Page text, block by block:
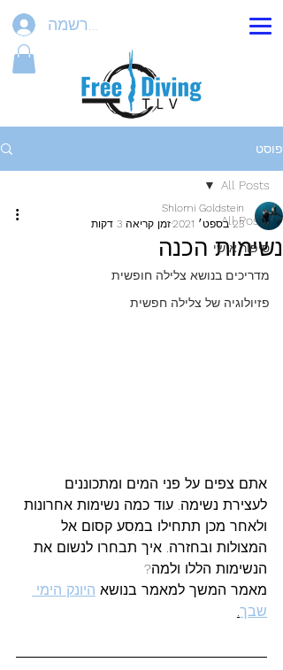
הרשמה
פוסט
All Posts
סיפור אישי
מדריכים בנושא צלילה חופשית
פזיולוגיה של צלילה חפשית
All Posts
נשימות הכנה
Shlomi Goldstein
23 בספט׳ 2021
זמן קריאה 3 דקות
אתם צפים על פני המים ומתכוננים
לעצירת נשימה. עוד כמה נשימות אחרונות
ולאחר מכן תתחילו במסע קסום אל
המצולות ובחזרה. איך תבחרו לנשום את
הנשימות הללו ולמה?
מאמר המשך למאמר בנושא היונק הימי
שבך.